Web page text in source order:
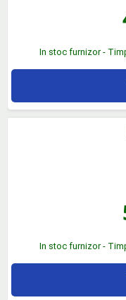
In stoc furnizor -
In stoc furnizor -